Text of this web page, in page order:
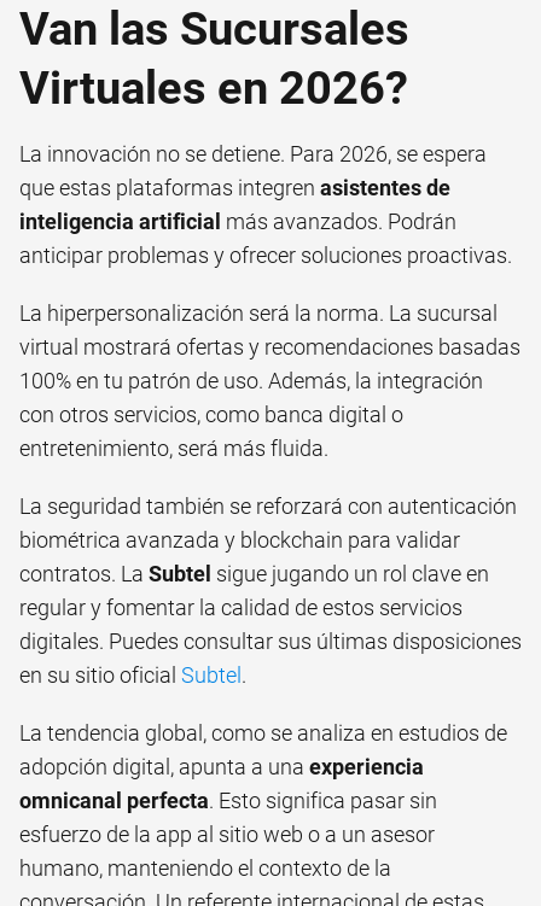
Van las Sucursales
Virtuales en 2026?
La innovación no se detiene. Para 2026, se espera
que estas plataformas integren asistentes de
inteligencia artificial más avanzados. Podrán
anticipar problemas y ofrecer soluciones proactivas.
La hiperpersonalización será la norma. La sucursal
virtual mostrará ofertas y recomendaciones basadas
100% en tu patrón de uso. Además, la integración
con otros servicios, como banca digital o
entretenimiento, será más fluida.
La seguridad también se reforzará con autenticación
biométrica avanzada y blockchain para validar
contratos. La Subtel sigue jugando un rol clave en
regular y fomentar la calidad de estos servicios
digitales. Puedes consultar sus últimas disposiciones
en su sitio oficial Subtel.
La tendencia global, como se analiza en estudios de
adopción digital, apunta a una experiencia
omnicanal perfecta. Esto significa pasar sin
esfuerzo de la app al sitio web o a un asesor
humano, manteniendo el contexto de la